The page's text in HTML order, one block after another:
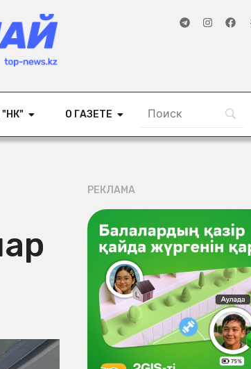
О ГАЗЕТЕ
РЕКЛАМА